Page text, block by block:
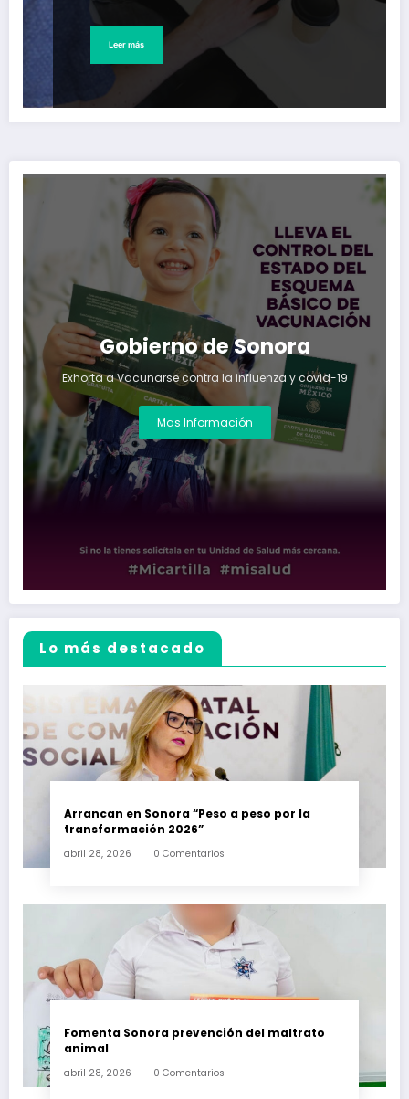
Leer más
Gobierno de Sonora
Exhorta a Vacunarse contra la influenza y covid-19
Mas Información
Lo más destacado
Arrancan en Sonora “Peso a peso por la
transformación 2026”
abril 28, 2026 0 Comentarios
Fomenta Sonora prevención del maltrato
animal
abril 28, 2026 0 Comentarios